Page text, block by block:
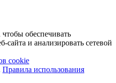
обеспечивать
сайта и анализировать сетевой
cookie
Правила использования